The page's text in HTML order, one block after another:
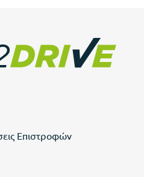
Επιστροφών